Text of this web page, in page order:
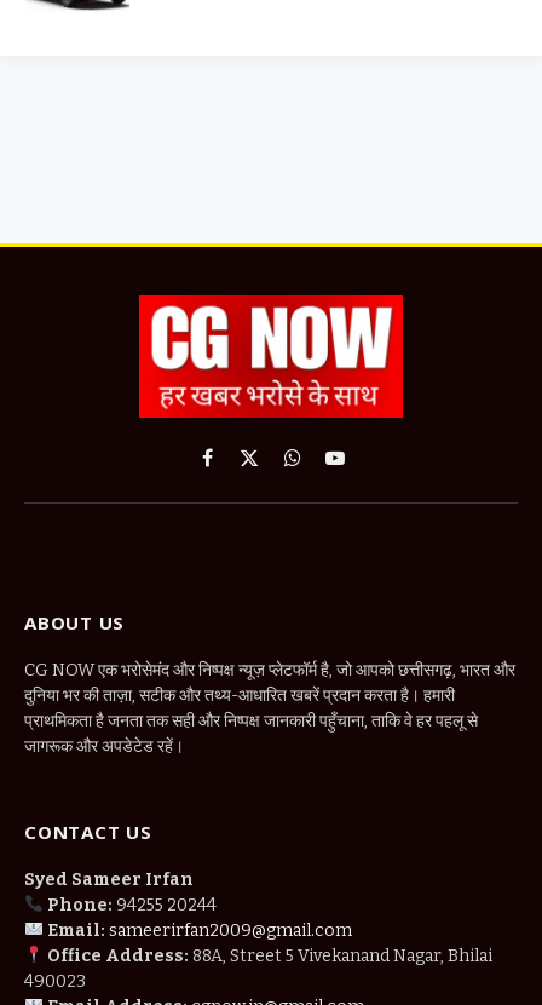
Facebook
X
WhatsApp
YouTube
ABOUT US
CG NOW एक भरोसेमंद और निष्पक्ष न्यूज़ प्लेटफॉर्म है, जो आपको छत्तीसगढ़, भारत और
दुनिया भर की ताज़ा, सटीक और तथ्य-आधारित खबरें प्रदान करता है। हमारी
प्राथमिकता है जनता तक सही और निष्पक्ष जानकारी पहुँचाना, ताकि वे हर पहलू से
जागरूक और अपडेटेड रहें।
CONTACT US
Syed Sameer Irfan
Phone: 94255 20244
Email: sameerirfan2009@gmail.com
Office Address: 88A, Street 5 Vivekanand Nagar, Bhilai
490023